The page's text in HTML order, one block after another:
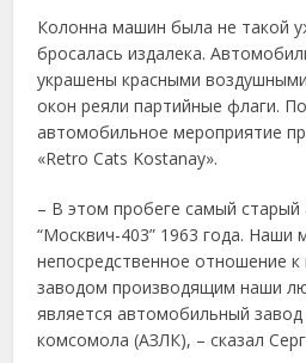
Колонна машин была не такой
бросалась издалека.
украшены красными
окон реяли партийные флаги.
автомобильное мероприятие
«Retro Cats Kostanay».
– В этом пробеге самый
“Москвич-403” 1963 года.
непосредственное отношение
заводом производящим наши
является автомобильный завод
комсомола (АЗЛК), – сказал